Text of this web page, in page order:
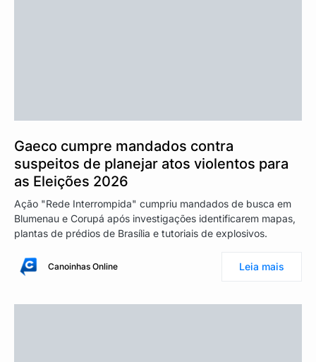
Gaeco cumpre mandados contra
suspeitos de planejar atos violentos para
as Eleições 2026
Ação "Rede Interrompida" cumpriu mandados de busca em
Blumenau e Corupá após investigações identificarem mapas,
plantas de prédios de Brasília e tutoriais de explosivos.
Canoinhas Online Leia mais